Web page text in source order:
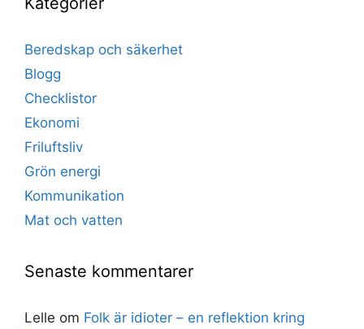
Beredskap och säkerhet
Blogg
Checklistor
Ekonomi
Friluftsliv
Grön energi
Kommunikation
Mat och vatten
Senaste kommentarer
Lelle om Folk är idioter – en reflektion kring